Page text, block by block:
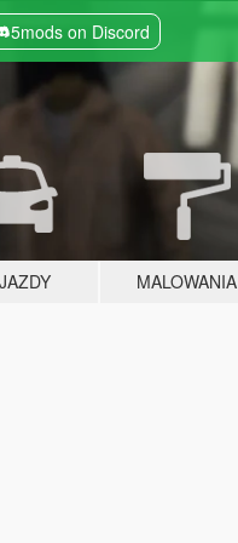
5mods on Discord
MALOWANIA